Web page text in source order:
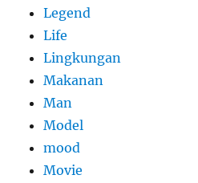
Legend
Life
Lingkungan
Makanan
Man
Model
mood
Movie